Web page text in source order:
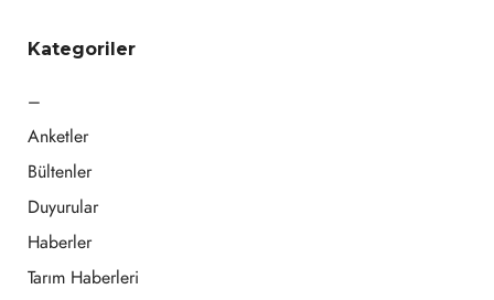
Kategoriler
–
Anketler
Bültenler
Duyurular
Haberler
Tarım Haberleri